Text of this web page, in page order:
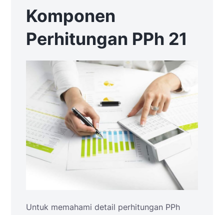
Komponen
Perhitungan PPh 21
Untuk memahami detail perhitungan PPh